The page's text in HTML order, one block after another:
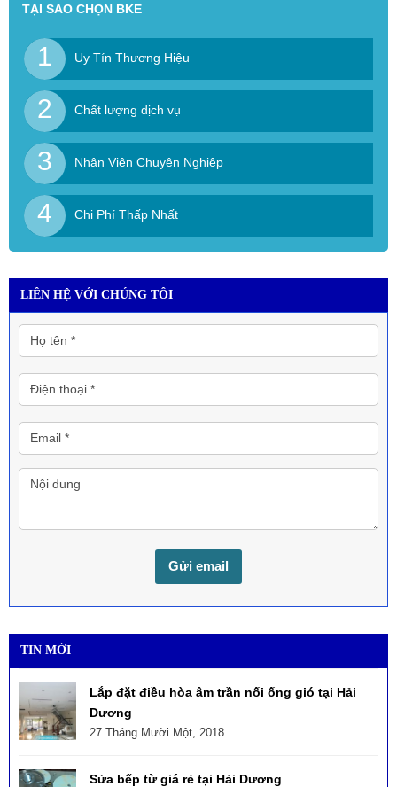
TẠI SAO CHỌN BKE
1 Uy Tín Thương Hiệu
2 Chất lượng dịch vụ
3 Nhân Viên Chuyên Nghiệp
4 Chi Phí Thấp Nhất
LIÊN HỆ VỚI CHÚNG TÔI
TIN MỚI
Lắp đặt điều hòa âm trần nối ống gió tại Hải
Dương
27 Tháng Mười Một, 2018
Sửa bếp từ giá rẻ tại Hải Dương